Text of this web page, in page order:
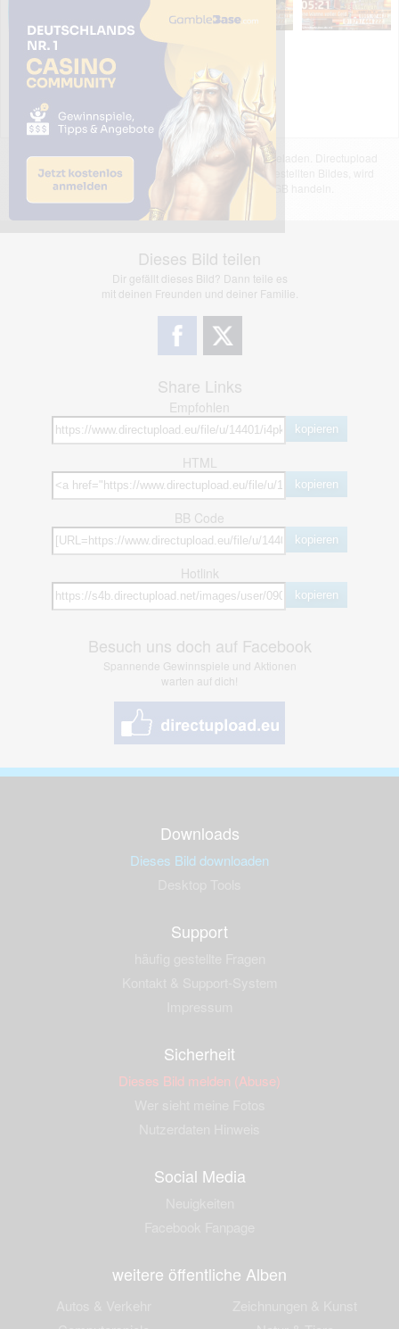
Das dargestellte Bild wurde von einem Nutzer hochgeladen. Directupload
übernimmt keinerlei Haftung für den Inhalt des dargestellten Bildes, wird
jedoch bei Verstößen nach §2(3) unserer AGB handeln.
Dieses Bild teilen
Dir gefällt dieses Bild? Dann teile es
mit deinen Freunden und deiner Familie.
Share Links
Empfohlen
kopieren
HTML
kopieren
BB Code
kopieren
Hotlink
kopieren
Besuch uns doch auf Facebook
Spannende Gewinnspiele und Aktionen
warten auf dich!
Downloads
Dieses Bild downloaden
Support
Sicherheit
Dieses Bild melden (Abuse)
Social Media
weitere öffentliche Alben